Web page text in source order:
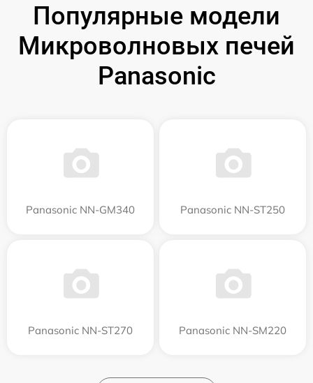
Популярные модели
Микроволновых печей
Panasonic
Panasonic NN-GM340 Panasonic NN-ST250
Panasonic NN-ST270 Panasonic NN-SM220